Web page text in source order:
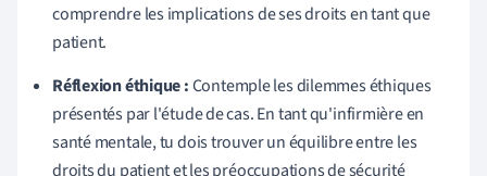
comprendre les implications de ses droits en tant que
patient.
Réflexion éthique :Contemple les dilemmes éthiques
présentés par l'étude de cas. En tant qu'infirmière en
santé mentale, tu dois trouver un équilibre entre les
droits du patient et les préoccupations de sécurité